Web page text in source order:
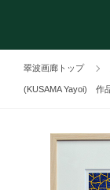
翠波画廊トップ
(KUSAMA Yayoi) 作